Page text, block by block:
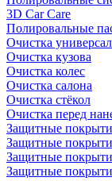
3D Car Care
Полировальные
Очистка
Очистка кузова
Очистка колес
Очистка салона
Очистка стёкол
Очистка перед
Защитные
Защитные
Защитные
Защитные